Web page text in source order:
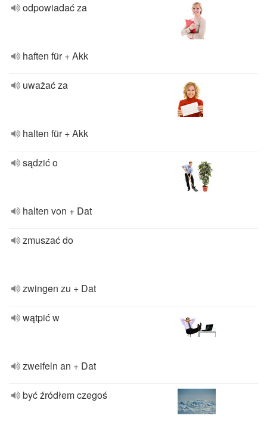
odpowiadać za
haften für + Akk
uważać za
halten für + Akk
sądzić o
halten von + Dat
zmuszać do
zwingen zu + Dat
wątpić w
zweifeln an + Dat
być źródłem czegoś